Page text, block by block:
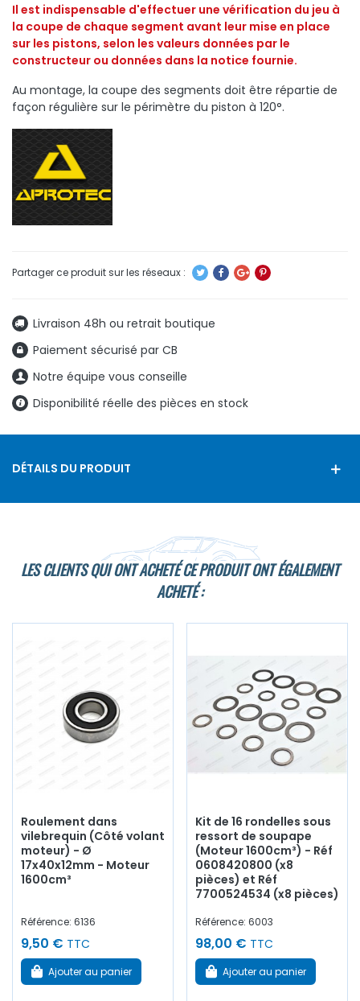
Il est indispensable d'effectuer une vérification du jeu à
la coupe de chaque segment avant leur mise en place
sur les pistons, selon les valeurs données par le
constructeur ou données dans la notice fournie.
Au montage, la coupe des segments doit être répartie de
façon régulière sur le périmètre du piston à 120°.
Livraison 48h ou retrait boutique
Paiement sécurisé par CB
Notre équipe vous conseille
Disponibilité réelle des pièces en stock
DÉTAILS DU PRODUIT
LES CLIENTS QUI ONT ACHETÉ CE PRODUIT ONT ÉGALEMENT
ACHETÉ :
Roulement dans
vilebrequin (Côté volant
moteur) - Ø
17x40x12mm - Moteur
1600cm³
Référence: 6136
9,50 € TTC
Ajouter au panier
Kit de 16 rondelles sous
ressort de soupape
(Moteur 1600cm³) - Réf
0608420800 (x8
pièces) et Réf
7700524534 (x8 pièces)
Référence: 6003
98,00 € TTC
Ajouter au panier